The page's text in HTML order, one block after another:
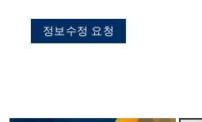
정보수정 요청